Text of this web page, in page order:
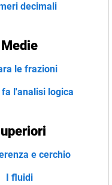
decimali
Medie
le frazioni
fa l'analisi logica
e cerchio
I fluidi